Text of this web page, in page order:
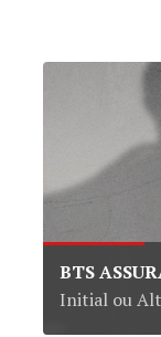
BTS
Initial ou